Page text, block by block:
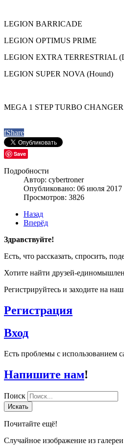
LEGION BARRICADE
LEGION OPTIMUS PRIME
LEGION EXTRA TERRESTRIAL
LEGION SUPER NOVA (Hound)
MEGA 1 STEP TURBO CHANGER
fShare
Save
Подробности
Автор: cybertroner
Опубликовано: 06 июля 2017
Просмотров: 3826
Назад
Вперёд
Здравствуйте!
Есть, что рассказать, спросить,
Хотите найти друзей-
Регистрируйтесь и заходите на
Регистрация
Вход
Есть проблемы с использованием
Напишите нам!
Поиск
Искать
Почитайте ещё!
Случайное изображение из галереи